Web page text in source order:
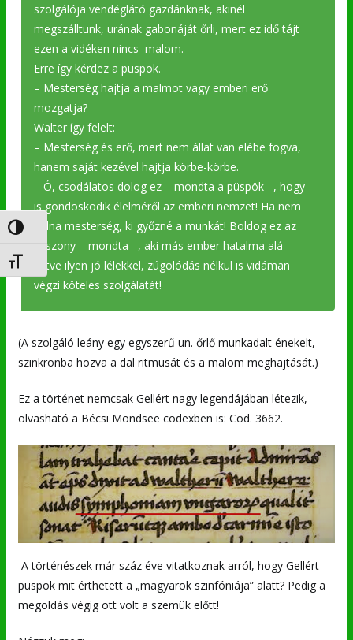
Nagy kontraszt váltása
Betűméret váltása
szolgálója vendéglátó gazdánknak, akinél
megszálltunk, urának gabonáját őrli, mert ez idő tájt
ezen a vidéken nincs malom.
Erre így kérdez a püspök.
– Mesterség hajtja a malmot vagy emberi erő
mozgatja?
Walter így felelt:
– Mesterség és erő, mert nem állat van elébe fogva,
hanem saját kezével hajtja körbe-körbe.
– Ó, csodálatos dolog ez – mondta a püspök –, hogy
is gondoskodik élelméről az emberi nemzet! Ha nem
volna mesterség, ki győzné a munkát! Boldog ez az
asszony – mondta –, aki más ember hatalma alá
vetve ilyen jó lélekkel, zúgolódás nélkül is vidáman
végzi köteles szolgálatát!
(A szolgáló leány egy egyszerű un. őrlő munkadalt énekelt,
szinkronba hozva a dal ritmusát és a malom meghajtását.)
Ez a történet nemcsak Gellért nagy legendájában létezik,
olvasható a Bécsi Mondsee codexben is: Cod. 3662.
A történészek már száz éve vitatkoznak arról, hogy Gellért
püspök mit érthetett a „magyarok szinfóniája” alatt? Pedig a
megoldás végig ott volt a szemük előtt!